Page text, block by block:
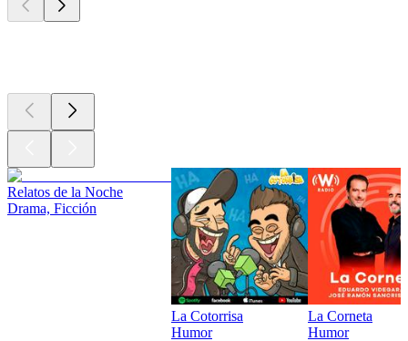
Relatos de la Noche
Drama, Ficción
La Cotorrisa
Humor
La Corneta
Humor